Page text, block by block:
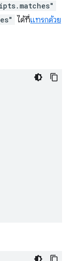
ได้ที่แทรกด้วย